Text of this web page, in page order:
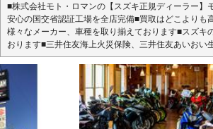
■株式会社モト・ロマンの【スズキ正規ディーラー】
安心の国交省認証工場を全店完備■買取はどこよりも
様々なメーカー、車種を取り揃えております■スズキ
おります■三井住友海上火災保険、三井住友あいおい